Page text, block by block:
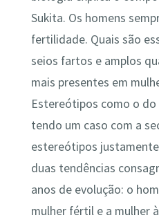
Sukita. Os homens
fertilidade. Quais são
seios fartos e amplos
mais presentes em
Estereótipos como o
tendo um caso com a
estereótipos
duas tendências
anos de evolução: o
mulher fértil e a mulher